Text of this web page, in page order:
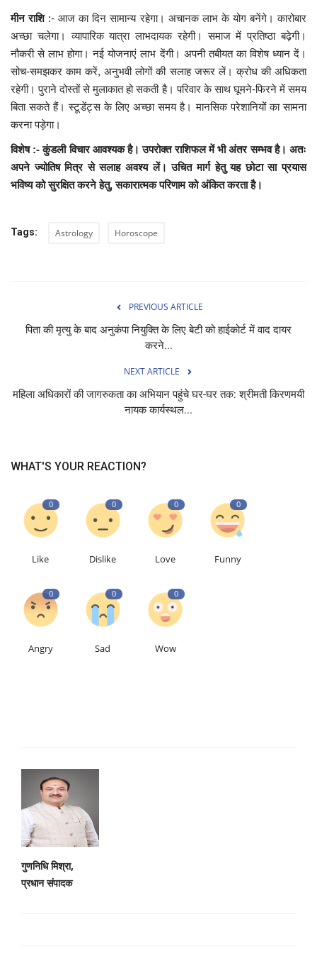
मीन राशि:- आज का दिन सामान्य रहेगा। अचानक लाभ के योग बनेंगे। कारोबार
अच्छा चलेगा। व्यापारिक यात्रा लाभदायक रहेगी। समाज में प्रतिष्ठा बढ़ेगी।
नौकरी से लाभ होगा। नई योजनाएं लाभ देंगी। अपनी तबीयत का विशेष ध्यान दें।
सोच-समझकर काम करें, अनुभवी लोगों की सलाह जरूर लें। क्रोध की अधिकता
रहेगी। पुराने दोस्तों से मुलाकात हो सकती है। परिवार के साथ घूमने-फिरने में समय
बिता सकते हैं। स्टूडेंट्स के लिए अच्छा समय है। मानसिक परेशानियों का सामना
करना पड़ेगा।
विशेष :- कुंडली विचार आवश्यक है। उपरोक्त राशिफल में भी अंतर सम्भव है। अतः
अपने ज्योतिष मित्र से सलाह अवश्य लें। उचित मार्ग हेतु यह छोटा सा प्रयास
भविष्य को सुरक्षित करने हेतु, सकारात्मक परिणाम को अंकित करता है।
Tags: Astrology Horoscope
PREVIOUS ARTICLE
पिता की मृत्यु के बाद अनुकंपा नियुक्ति के लिए बेटी को हाईकोर्ट में वाद दायर
करने...
NEXT ARTICLE
महिला अधिकारों की जागरुकता का अभियान पहुंचे घर-घर तक: श्रीमती किरणमयी
नायक कार्यस्थल...
WHAT'S YOUR REACTION?
0
Like
0
Dislike
0
Love
0
Funny
0
Angry
0
Sad
0
Wow
गुणनिधि मिश्रा,
प्रधान संपादक